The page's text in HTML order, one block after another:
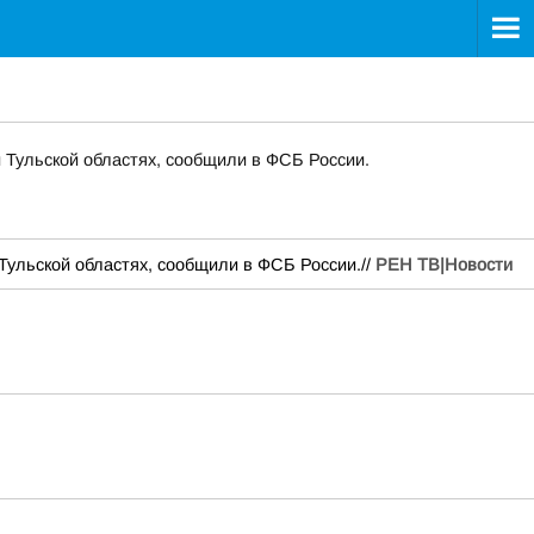
Тульской областях, сообщили в ФСБ России.
областях, сообщили в ФСБ России.// РЕН ТВ|Новости